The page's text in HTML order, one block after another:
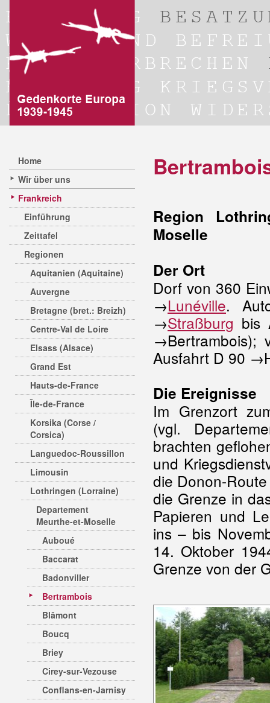
Home
Wir über uns
Frankreich
Einführung
Zeittafel
Regionen
Aquitanien (Aquitaine)
Auvergne
Bretagne (bret.: Breizh)
Centre-Val de Loire
Elsass (Alsace)
Grand Est
Hauts-de-France
Île-de-France
Korsika (Corse /
Corsica)
Languedoc-Roussillon
Limousin
Lothringen (Lorraine)
Departement
Meurthe-et-Moselle
Auboué
Baccarat
Badonviller
Bertrambois
Blâmont
Boucq
Briey
Cirey-sur-Vezouse
Conflans-en-Jarnisy
Region
Moselle
Der Ort
Dorf von 360
→Lunéville.
→Straßburg bis
Ausfahrt D 90
Die Ereignisse
Im Grenzort
(vgl.
brachten
und
die Donon-
die Grenze in
Papieren und
ins – bis
14. Oktober
Grenze von der